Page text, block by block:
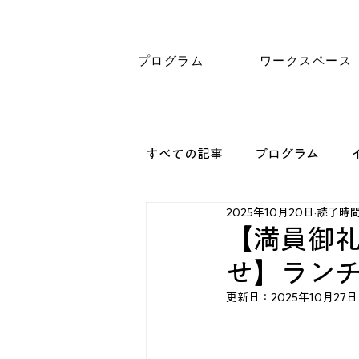
プログラム ワークスペース
すべての記事 プログラム
【満員御
せ】ラン
2025年10月20日 読了時
更新日： 2025年10月27日